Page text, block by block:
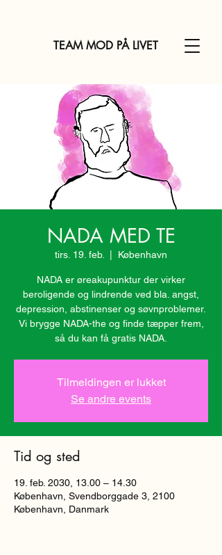
TEAM MOD PÅ LIVET
NADA MED TE
tirs. 19. feb. København
NADA er øreakupunktur der virker
beroligende og lindrende ved bla. angst,
depression, abstinenser og søvnproblemer.
Vi brygge NADA-the og finde tæpper frem,
så du kan få gratis NADA.
Tilmeldingen er lukket
Se andre events
Tid og sted
19. feb. 2030, 13.00 – 14.30
København, Svendborggade 3, 2100
København, Danmark